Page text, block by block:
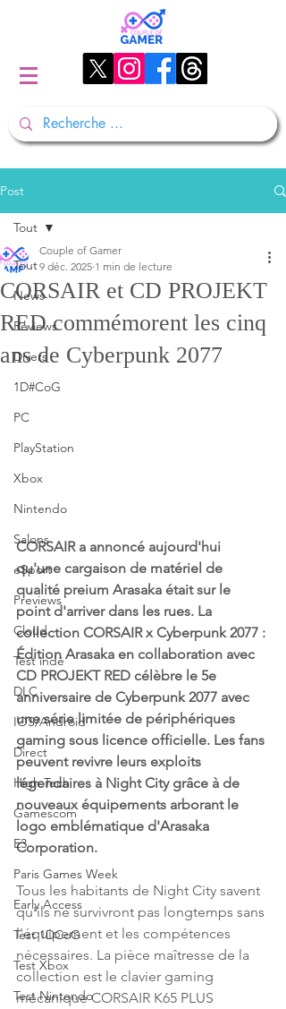
Post
Tout
News
Reviews
Divers
1D#CoG
PC
PlayStation
Xbox
Nintendo
Salons
eSport
Previews
Cloud
Test indé
DLC
IOS/Android
Direct
High Tech
Gamescom
E3
Paris Games Week
Early Access
Test 1DCoG
Test Xbox
Test Nintendo
Tout
CORSAIR et CD PROJEKT
RED commémorent les cinq
ans de Cyberpunk 2077
Couple of Gamer
9 déc. 2025 1 min de lecture
CORSAIR a annoncé aujourd'hui
qu'une cargaison de matériel de
qualité preium Arasaka était sur le
point d'arriver dans les rues. La
collection CORSAIR x Cyberpunk 2077 :
Édition Arasaka en collaboration avec
CD PROJEKT RED célèbre le 5e
anniversaire de Cyberpunk 2077 avec
une série limitée de périphériques
gaming sous licence officielle. Les fans
peuvent revivre leurs exploits
légendaires à Night City grâce à de
nouveaux équipements arborant le
logo emblématique d'Arasaka
Corporation.
Tous les habitants de Night City savent
qu'ils ne survivront pas longtemps sans
l'équipement et les compétences
nécessaires. La pièce maîtresse de la
collection est le clavier gaming
mécanique CORSAIR K65 PLUS